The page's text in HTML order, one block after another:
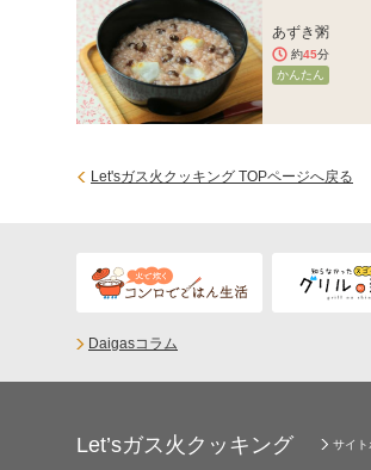
あずき粥
約45分
かんたん
Let'sガス火クッキング TOPページへ戻る
Daigasコラム
Let’sガス火クッキング サイト